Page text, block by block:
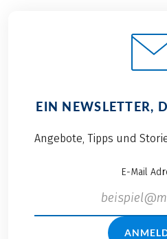
EIN NEWSLETTER,
Angebote, Tipps und
E-Mail